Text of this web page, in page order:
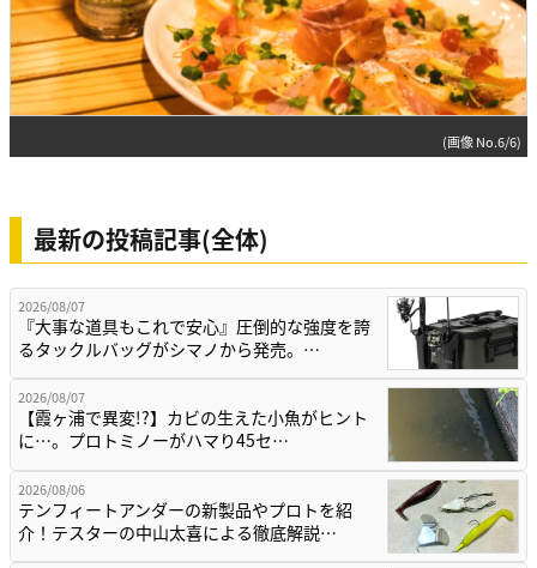
(画像 No.6/6)
最新の投稿記事(全体)
2026/08/07
『大事な道具もこれで安心』圧倒的な強度を誇
るタックルバッグがシマノから発売。…
2026/08/07
【霞ヶ浦で異変!?】カビの生えた小魚がヒント
に…。プロトミノーがハマり45セ…
2026/08/06
テンフィートアンダーの新製品やプロトを紹
介！テスターの中山太喜による徹底解説…